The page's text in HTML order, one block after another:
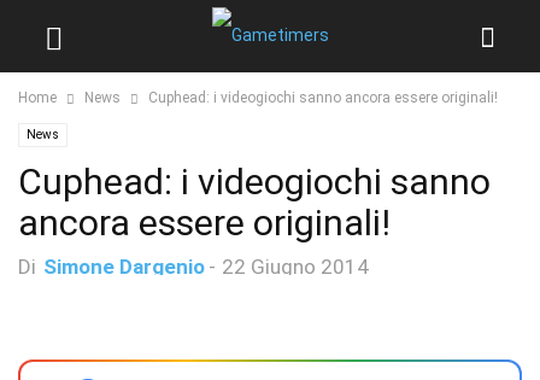
Home News Cuphead: i videogiochi sanno ancora essere originali!
News
Cuphead: i videogiochi sanno
ancora essere originali!
Di Simone Dargenio - 22 Giugno 2014